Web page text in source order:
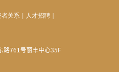
者关系 人才招聘
路761号丽丰中心35F